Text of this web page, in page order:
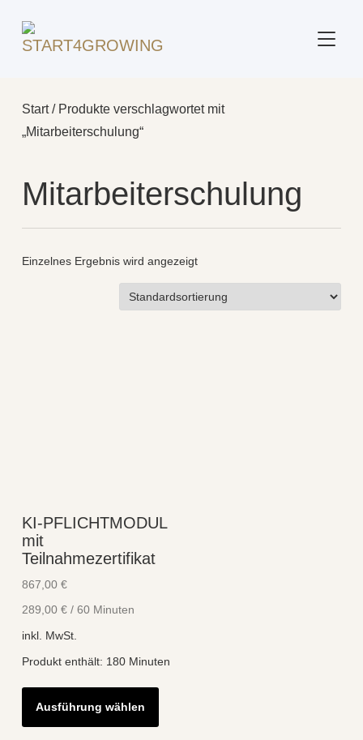
Start/ Produkte verschlagwortet mit
„Mitarbeiterschulung“
Mitarbeiterschulung
Einzelnes Ergebnis wird angezeigt
KI-PFLICHTMODUL
mit
Teilnahmezertifikat
867,00 €
289,00 €/ 60 Minuten
inkl. MwSt.
Produkt enthält: 180 Minuten
Ausführung wählen
Dieses
weist